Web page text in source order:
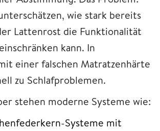
wie stark bereits
Lattenrost die Funktionalität
kann. In
einer falschen Matratzenhärte
zu Schlafproblemen.
stehen moderne Systeme wie:
Systeme mit